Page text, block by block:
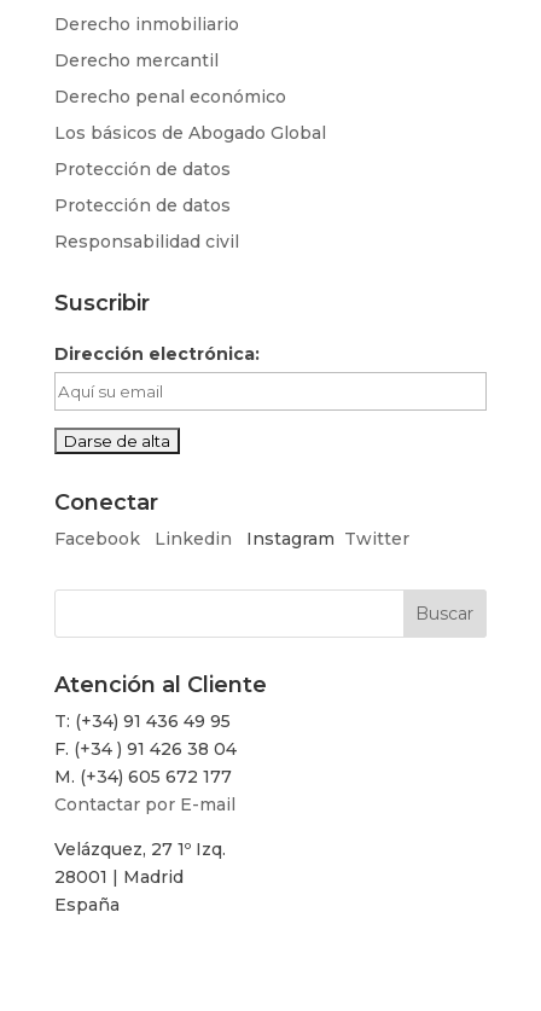
Derecho inmobiliario
Derecho mercantil
Derecho penal económico
Los básicos de Abogado Global
Protección de datos
Protección de datos
Responsabilidad civil
Suscribir
Dirección electrónica:
Conectar
Facebook Linkedin Instagram Twitter
Atención al Cliente
T: (+34) 91 436 49 95
F. (+34 ) 91 426 38 04
M. (+34) 605 672 177
Contactar por E-mail
Velázquez, 27 1º Izq.
28001 | Madrid
España